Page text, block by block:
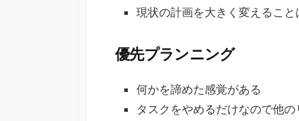
現状の計画を大きく変えること
優先プランニング
何かを諦めた感覚がある
タスクをやめるだけなので他